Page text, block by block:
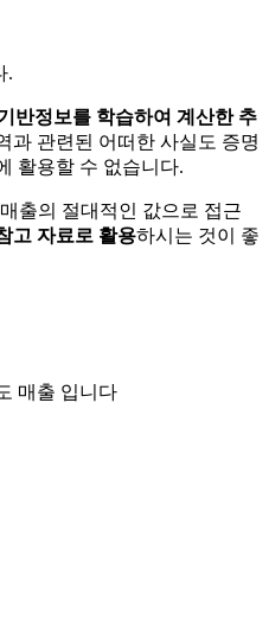
.
반정보를 학습하여 계산한 추
과 관련된 어떠한 사실도 증명
활용할 수 없습니다.
출의 절대적인 값으로 접근
고 자료로 활용하시는 것이 좋
매출 입니다